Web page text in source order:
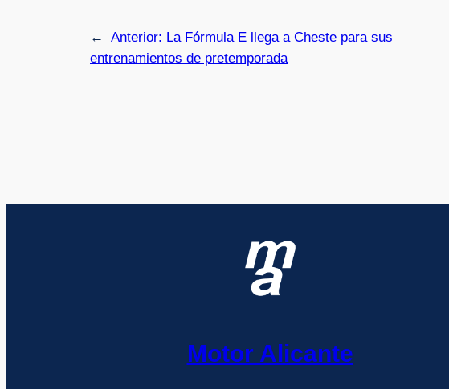
← Anterior: La Fórmula E llega a Cheste para sus
entrenamientos de pretemporada
Motor Alicante